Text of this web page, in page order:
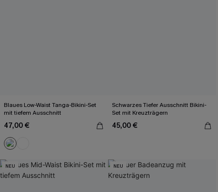
Blaues Low-Waist Tanga-Bikini-Set
mit tiefem Ausschnitt
47,00 €
Schwarzes Tiefer Ausschnitt Bikini-
Set mit Kreuzträgern
45,00 €
NEU NEU